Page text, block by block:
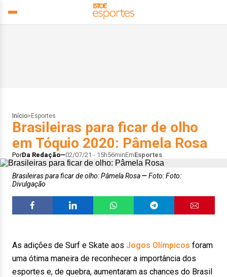
Início> Esportes
Brasileiras para ficar de olho
em Tóquio 2020: Pâmela Rosa
PorDa Redação 02/07/21 - 15h56minEmEsportes
Brasileiras para ficar de olho: Pâmela Rosa
Foto: Foto:
Divulgação
As adições de Surf e Skate aos Jogos Olímpicos foram
uma ótima maneira de reconhecer a importância dos
esportes e, de quebra, aumentaram as chances do Brasil